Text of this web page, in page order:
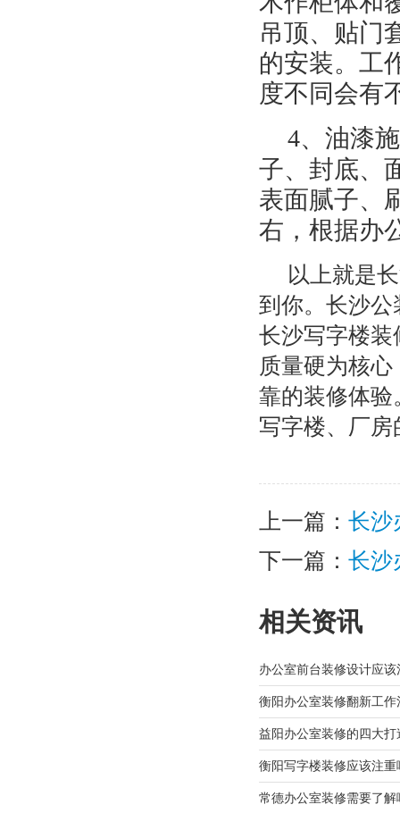
吊顶、贴门
的安装。工
度不同会有
4、油漆
子、封底、
表面腻子、
右，根据办
以上就是
到你。长沙
长沙写字楼
质量硬为核
靠的装修体
写字楼、厂
上一篇： 长沙
下一篇： 长沙
相关资讯
办公室前台装修设计应该
衡阳办公室装修翻新工作
益阳办公室装修的四大打
衡阳写字楼装修应该注重
常德办公室装修需要了解